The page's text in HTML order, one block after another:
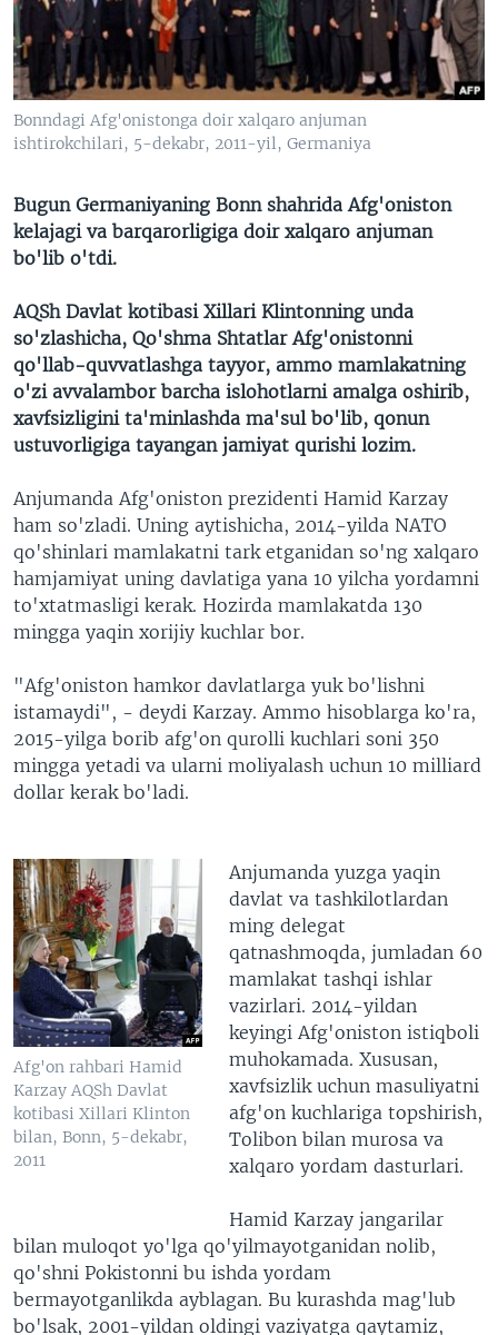
VIDEO
XABARLAR SURATLARDA
ODNOKLASSNIKI
TELEGRAM
TWITTER
SOUNDCLOUD
VOA
Bonndagi Afg'onistonga doir xalqaro anjuman
ishtirokchilari, 5-dekabr, 2011-yil, Germaniya
Bugun Germaniyaning Bonn shahrida Afg'oniston
kelajagi va barqarorligiga doir xalqaro anjuman
bo'lib o'tdi.
AQSh Davlat kotibasi Xillari Klintonning unda
so'zlashicha, Qo'shma Shtatlar Afg'onistonni
qo'llab-quvvatlashga tayyor, ammo mamlakatning
o'zi avvalambor barcha islohotlarni amalga oshirib,
xavfsizligini ta'minlashda ma'sul bo'lib, qonun
ustuvorligiga tayangan jamiyat qurishi lozim.
Anjumanda Afg'oniston prezidenti Hamid Karzay
ham so'zladi. Uning aytishicha, 2014-yilda NATO
qo'shinlari mamlakatni tark etganidan so'ng xalqaro
hamjamiyat uning davlatiga yana 10 yilcha yordamni
to'xtatmasligi kerak. Hozirda mamlakatda 130
mingga yaqin xorijiy kuchlar bor.
"Afg'oniston hamkor davlatlarga yuk bo'lishni
istamaydi", - deydi Karzay. Ammo hisoblarga ko'ra,
2015-yilga borib afg'on qurolli kuchlari soni 350
mingga yetadi va ularni moliyalash uchun 10 milliard
dollar kerak bo'ladi.
Afg'on rahbari Hamid
Karzay AQSh Davlat
kotibasi Xillari Klinton
bilan, Bonn, 5-dekabr,
2011
Anjumanda yuzga yaqin
davlat va tashkilotlardan
ming delegat
qatnashmoqda, jumladan 60
mamlakat tashqi ishlar
vazirlari. 2014-yildan
keyingi Afg'oniston istiqboli
muhokamada. Xususan,
xavfsizlik uchun masuliyatni
afg'on kuchlariga topshirish,
Tolibon bilan murosa va
xalqaro yordam dasturlari.
Hamid Karzay jangarilar
bilan muloqot yo'lga qo'yilmayotganidan nolib,
qo'shni Pokistonni bu ishda yordam
bermayotganlikda ayblagan. Bu kurashda mag'lub
bo'lsak, 2001-yildan oldingi vaziyatga qaytamiz,